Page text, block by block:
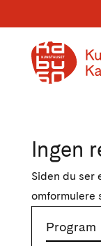
Ingen
Siden du ser
omformulere
Program